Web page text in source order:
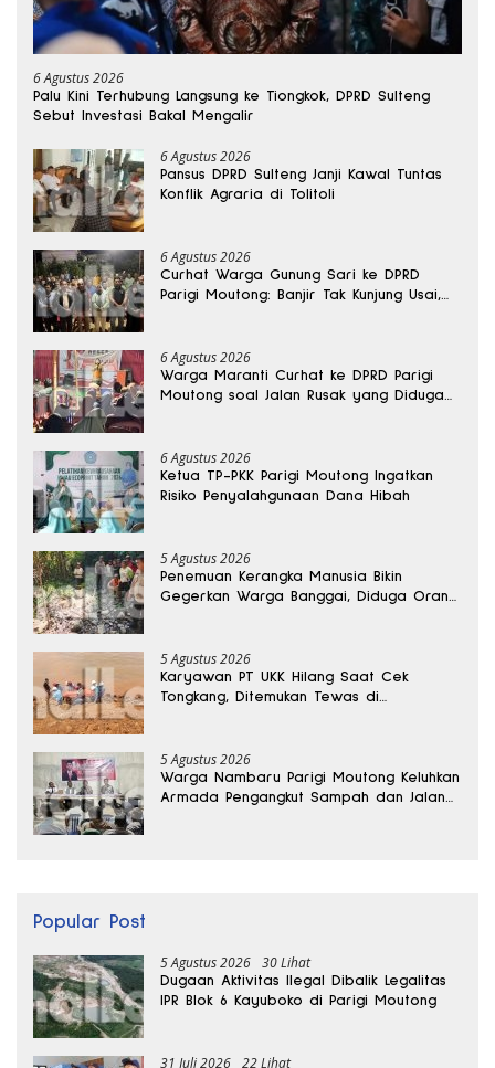
6 Agustus 2026
Palu Kini Terhubung Langsung ke Tiongkok, DPRD Sulteng
Sebut Investasi Bakal Mengalir
6 Agustus 2026
Pansus DPRD Sulteng Janji Kawal Tuntas
Konflik Agraria di Tolitoli
6 Agustus 2026
Curhat Warga Gunung Sari ke DPRD
Parigi Moutong: Banjir Tak Kunjung Usai,
6 Agustus 2026
Warga Maranti Curhat ke DPRD Parigi
Moutong soal Jalan Rusak yang Diduga
6 Agustus 2026
Ketua TP-PKK Parigi Moutong Ingatkan
Risiko Penyalahgunaan Dana Hibah
5 Agustus 2026
Penemuan Kerangka Manusia Bikin
Gegerkan Warga Banggai, Diduga Orang
5 Agustus 2026
Karyawan PT UKK Hilang Saat Cek
Tongkang, Ditemukan Tewas di
5 Agustus 2026
Warga Nambaru Parigi Moutong Keluhkan
Armada Pengangkut Sampah dan Jalan
Popular Post
5 Agustus 2026 30 Lihat
Dugaan Aktivitas Ilegal Dibalik Legalitas
IPR Blok 6 Kayuboko di Parigi Moutong
31 Juli 2026 22 Lihat